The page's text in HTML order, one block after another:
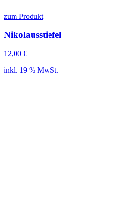
zum Produkt
Nikolausstiefel
12,00 €
inkl. 19 % MwSt.